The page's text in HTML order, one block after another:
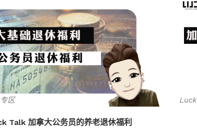
区
Talk 加拿大公务员的养老退休福利